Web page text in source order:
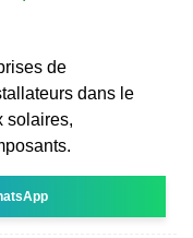
de
dans le
solaires,